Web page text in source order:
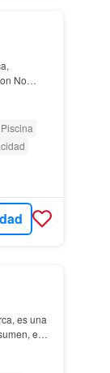
No
Piscina
es una
este